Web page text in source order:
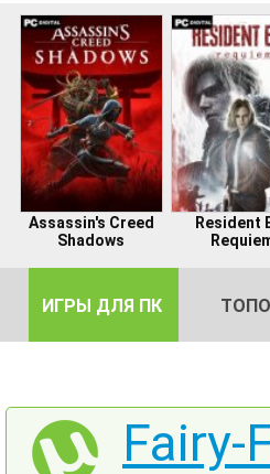
Assassin's Creed
Shadows
Resident
ИГРЫ ДЛЯ ПК
Fairy-